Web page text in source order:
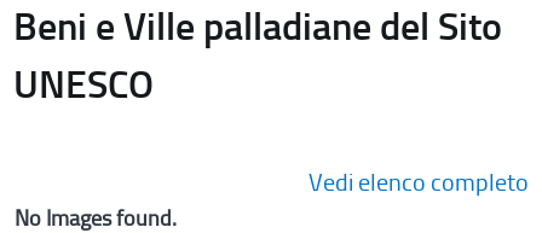
Beni e Ville palladiane del Sito
UNESCO
Vedi elenco completo
No Images found.